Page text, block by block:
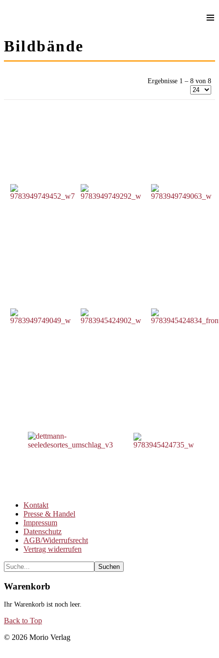
≡
Bildbände
Ergebnisse 1 – 8 von 8
Kontakt
Presse & Handel
Impressum
Datenschutz
AGB/Widerrufsrecht
Vertrag widerrufen
Warenkorb
Ihr Warenkorb ist noch leer.
Back to Top
© 2026 Morio Verlag